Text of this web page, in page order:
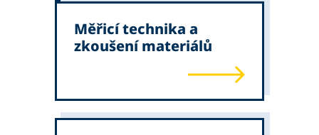
Měřicí technika a
zkoušení materiálů